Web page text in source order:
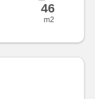
46
m2